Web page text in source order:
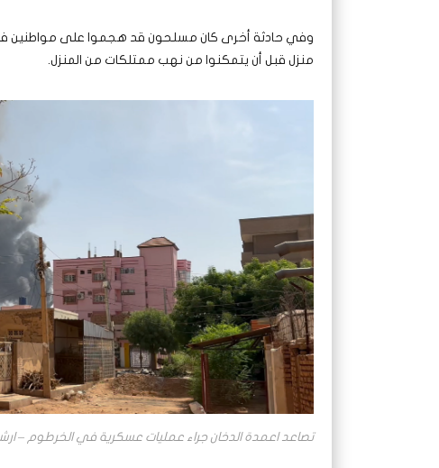
وفي حادثة أخرى كان مسلحون قد هجموا على مواطنين
منزل قبل أن يتمكنوا من نهب ممتلكات من المنزل.
تصاعد اعمدة الدخان جراء عمليات عسكرية في الخرطوم –